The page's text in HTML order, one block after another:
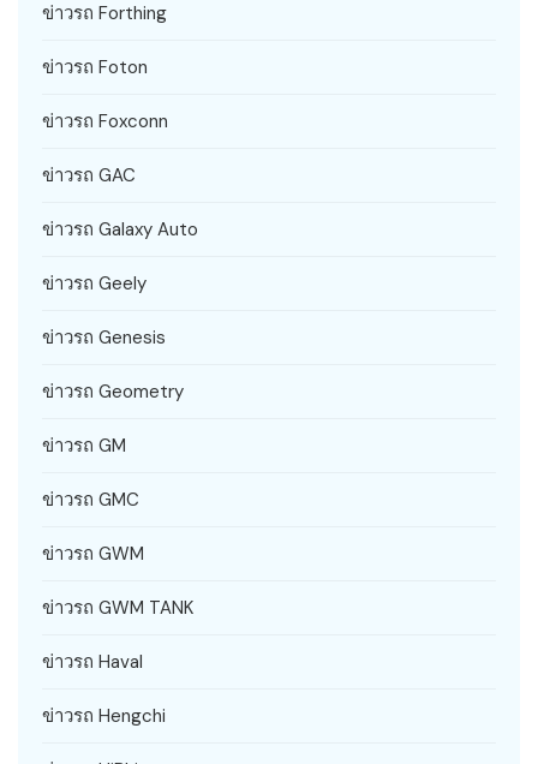
ข่าวรถ Forthing
ข่าวรถ Foton
ข่าวรถ Foxconn
ข่าวรถ GAC
ข่าวรถ Galaxy Auto
ข่าวรถ Geely
ข่าวรถ Genesis
ข่าวรถ Geometry
ข่าวรถ GM
ข่าวรถ GMC
ข่าวรถ GWM
ข่าวรถ GWM TANK
ข่าวรถ Haval
ข่าวรถ Hengchi